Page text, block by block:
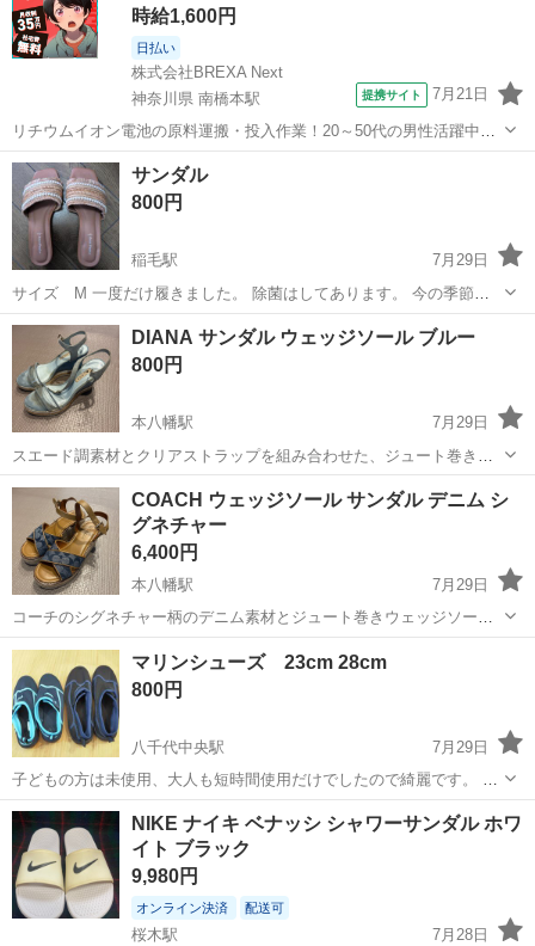
時給1,600円
日払い
株式会社BREXA Next
神奈川県 南橋本駅
提携サイト 7月21日
リチウムイオン電池の原料運搬・投入作業！20～50代の男性活躍中★
ワンルーム寮完備！赴任旅費会社負担！年間休日130日★フォークリフ
ト免許お持ちの方、活躍中！就業先食堂利用可★《神奈川県相模原
市》 人気の工場のお仕事 ◇電...
神奈川 相模原市 南橋本駅
サンダル
800円
稲毛駅
7月29日
サイズ M 一度だけ履きました。 除菌はしてあります。 今の季節に
いかがでしょうか。 底の汚れは多少ありました。 買う前に試し履きを
したような。
千葉 千葉市 稲毛駅 靴
DIANA サンダル ウェッジソール ブルー
800円
本八幡駅
7月29日
スエード調素材とクリアストラップを組み合わせた、ジュート巻きウ
ェッジソールの ダイアナのサンダルです。 数年前に購入しています。
子どもが産まれてから中々着用できず、2〜3年前からは自宅保管で
す。 サイズ記載がないのです...
千葉 市川市 本八幡駅
COACH ウェッジソール サンダル デニム シ
グネチャー
6,400円
本八幡駅
7月29日
コーチのシグネチャー柄のデニム素材とジュート巻きウェッジソール
を組み合わせた、安定感のあるアンクルストラップサンダルです。
2〜3回ほど履きました。 子どもが産まれてからは中々サンダルを履く
機会がないので出品いたします。 ...
千葉 市川市 本八幡駅 靴
マリンシューズ 23cm 28cm
800円
八千代中央駅
7月29日
子どもの方は未使用、大人も短時間使用だけでしたので綺麗です。 単
品でのお取引も可能です。
千葉 八千代市 八千代中央駅 靴
NIKE ナイキ ベナッシ シャワーサンダル ホワ
イト ブラック
9,980円
オンライン決済 配送可
桜木駅
7月28日